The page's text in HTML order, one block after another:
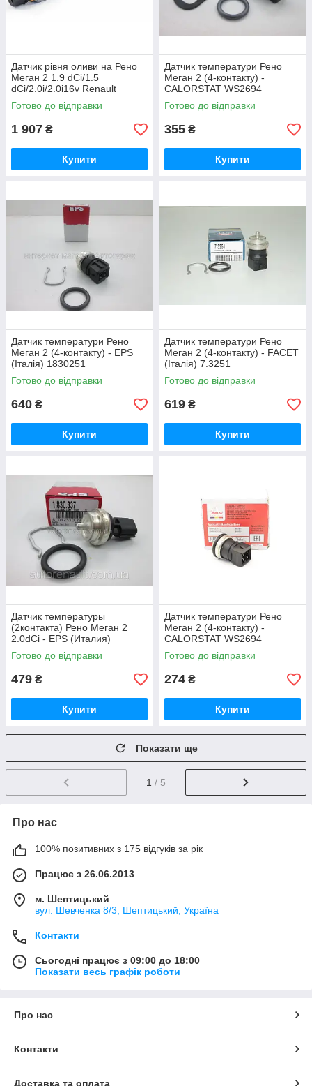
Датчик рівня оливи на Рено
Меган 2 1.9 dCi/1.5
dCi/2.0i/2.0i16v Renault
(Оригінал) 111458860R
Готово до відправки
1 907 ₴
Купити
Датчик температури Рено
Меган 2 (4-контакту) -
CALORSTAT WS2694
Готово до відправки
355 ₴
Купити
Датчик температури Рено
Меган 2 (4-контакту) - EPS
(Італія) 1830251
Готово до відправки
640 ₴
Купити
Датчик температури Рено
Меган 2 (4-контакту) - FACET
(Італія) 7.3251
Готово до відправки
619 ₴
Купити
Датчик температуры
(2контакта) Рено Меган 2
2.0dCi - EPS (Италия)
1830337
Готово до відправки
479 ₴
Купити
Датчик температури Рено
Меган 2 (4-контакту) -
CALORSTAT WS2694
Готово до відправки
274 ₴
Купити
Показати ще
1 / 5
Про нас
100% позитивних з 175 відгуків за рік
Працює з 26.06.2013
м. Шептицький
вул. Шевченка 8/3, Шептицький, Україна
Контакти
Сьогодні працює з 09:00 до 18:00
Показати весь графік роботи
Про нас
Контакти
Доставка та оплата